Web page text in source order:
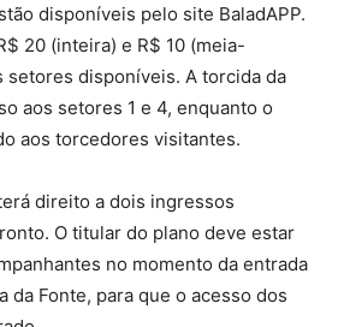
disponíveis pelo site BaladAPP.
20 (inteira) e R$ 10 (meia-
setores disponíveis. A torcida da
aos setores 1 e 4, enquanto o
aos torcedores visitantes.
direito a dois ingressos
O titular do plano deve estar
no momento da entrada
da Fonte, para que o acesso dos